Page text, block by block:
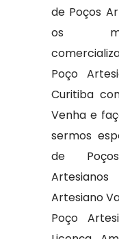
de Poços
os
Poço
Curitiba
Venha e
sermos
de
Artesiano
Poço